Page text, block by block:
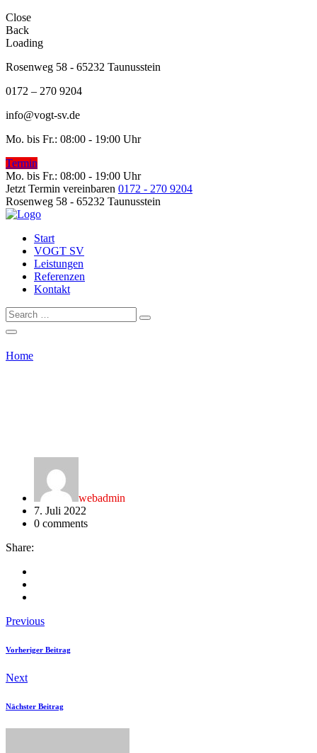
Close
Back
Loading
Rosenweg 58 - 65232 Taunusstein
0172 – 270 9204
info@vogt-sv.de
Mo. bis Fr.: 08:00 - 19:00 Uhr
Termin
Mo. bis Fr.: 08:00 - 19:00 Uhr
Jetzt Termin vereinbaren 0172 - 270 9204
Rosenweg 58 - 65232 Taunusstein
Start
VOGT SV
Leistungen
Referenzen
Kontakt
Home
webadmin
7. Juli 2022
0 comments
Share:
Previous
Vorheriger Beitrag
Next
Nächster Beitrag